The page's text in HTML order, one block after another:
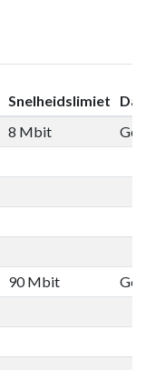
Snelheidslimiet
8 Mbit
90 Mbit